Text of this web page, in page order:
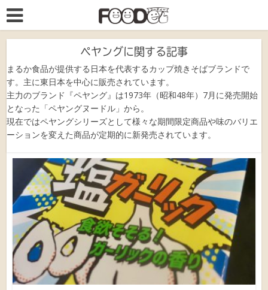
ペヤングに関する記事
まるか食品が提供する日本を代表するカップ焼きそばブランドで
す。主に東日本を中心に販売されています。
主力のブランド『ペヤング』は1973年（昭和48年）7月に発売開始
となった「ペヤングヌードル」から。
現在ではペヤングシリーズとして様々な期間限定商品や味のバリエ
ーションを変えた商品が定期的に新発売されています。